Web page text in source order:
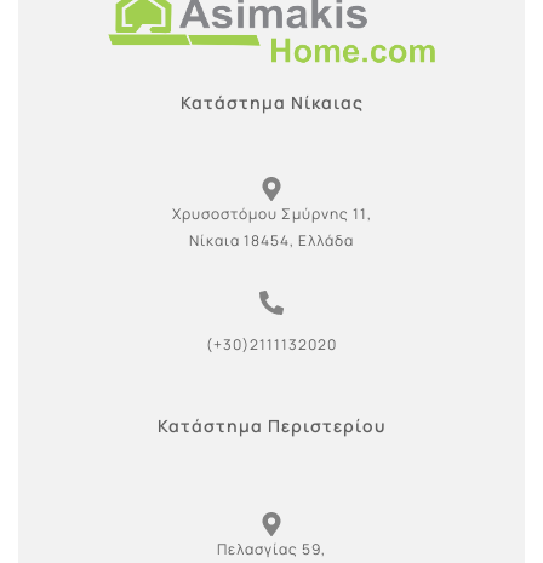
Κατάστημα Νίκαιας
Χρυσοστόμου Σμύρνης 11,
Νίκαια 18454, Ελλάδα
(+30)2111132020
Κατάστημα Περιστερίου
Πελασγίας 59,